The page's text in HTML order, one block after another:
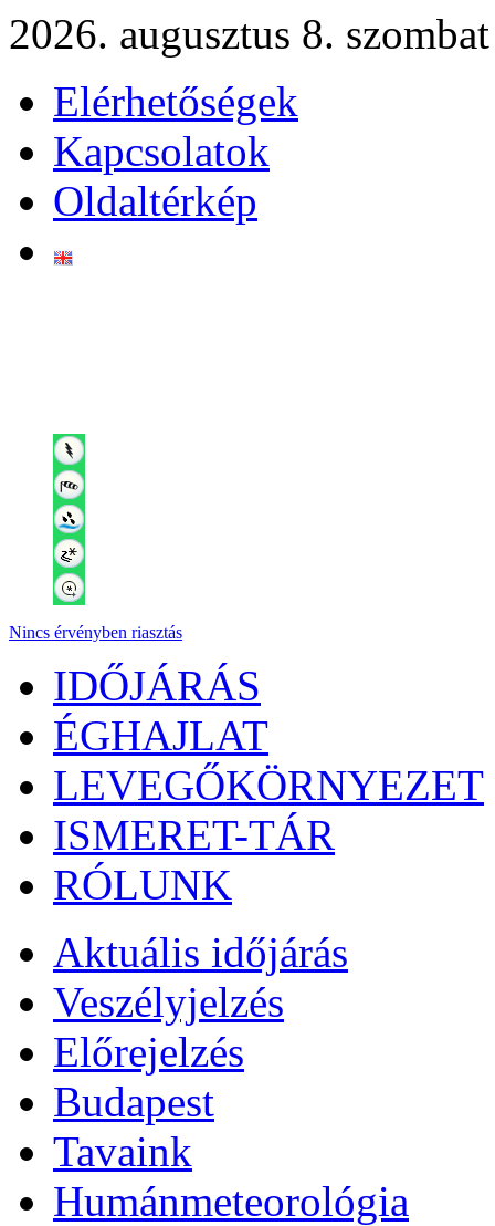
2026. augusztus 8. szombat
Elérhetőségek
Kapcsolatok
Oldaltérkép
Nincs érvényben riasztás
IDŐJÁRÁS
ÉGHAJLAT
LEVEGŐKÖRNYEZET
ISMERET-TÁR
RÓLUNK
Aktuális időjárás
Veszélyjelzés
Előrejelzés
Budapest
Tavaink
Humánmeteorológia